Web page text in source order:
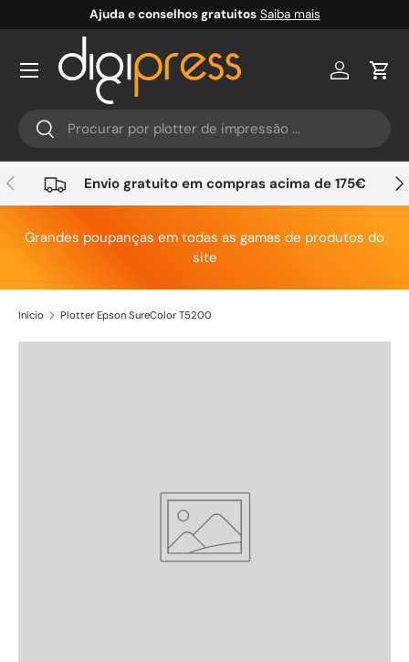
Ir para o conteúdo
Ajuda e conselhos gratuitos Saiba mais
Pesquisar
Pesquisar
Conta
Anterior Envio gratuito em compras acima de 175€
Grandes poupanças em todas as gamas de produtos do
site
Início Plotter Epson SureColor T5200